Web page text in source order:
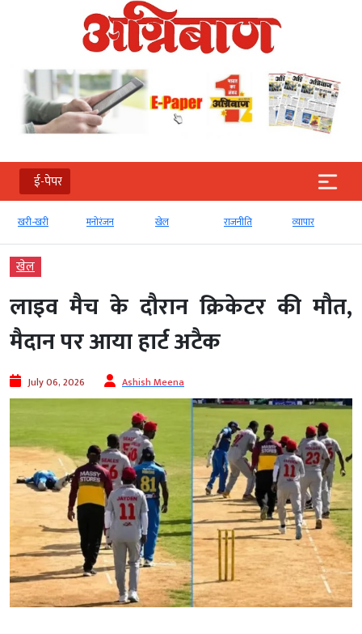
ई-पेपर
खरी-खरी मनोरंजन खेल राजनीति व्‍यापार
खेल
लाइव मैच के दौरान क्रिकेटर की मौत,
मैदान पर आया हार्ट अटैक
July 06, 2026 Ashish Meena